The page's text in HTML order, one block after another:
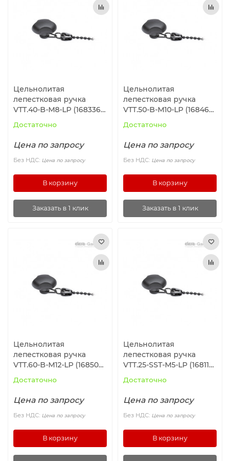
Ролики и колёса
Магниты удерживающие
Компоненты линейного движения
Вакуумные компоненты
Цельнолитая
лепестковая ручка
VTT.40-B-M8-LP (168336)
Достаточно
Цена по запросу
Без НДС: Цена по запросу
В корзину
Заказать в 1 клик
Цельнолитая
лепестковая ручка
VTT.50-B-M10-LP (168466)
Достаточно
Цена по запросу
Без НДС: Цена по запросу
В корзину
Заказать в 1 клик
Цельнолитая
лепестковая ручка
VTT.60-B-M12-LP (168502)
Достаточно
Цена по запросу
Без НДС: Цена по запросу
В корзину
Цельнолитая
лепестковая ручка
VTT.25-SST-M5-LP (168116)
Достаточно
Цена по запросу
Без НДС: Цена по запросу
В корзину